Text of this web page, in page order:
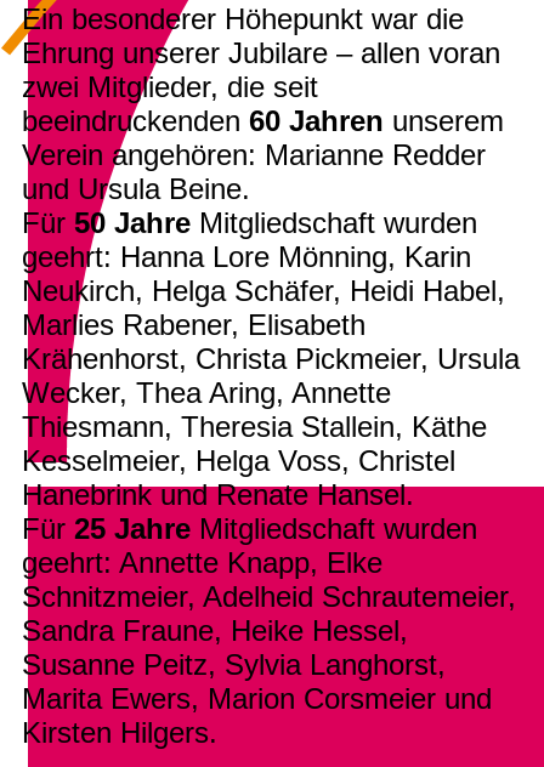
Ein besonderer Höhepunkt war die
Ehrung unserer Jubilare – allen voran
zwei Mitglieder, die seit
beeindruckenden 60 Jahren unserem
Verein angehören: Marianne Redder
und Ursula Beine.
Für 50 JahreMitgliedschaft wurden
geehrt: Hanna Lore Mönning, Karin
Neukirch, Helga Schäfer, Heidi Habel,
Marlies Rabener, Elisabeth
Krähenhorst, Christa Pickmeier, Ursula
Wecker, Thea Aring, Annette
Thiesmann, Theresia Stallein, Käthe
Kesselmeier, Helga Voss, Christel
Hanebrink und Renate Hansel.
Für 25 JahreMitgliedschaft wurden
geehrt: Annette Knapp, Elke
Schnitzmeier, Adelheid Schrautemeier,
Sandra Fraune, Heike Hessel,
Susanne Peitz, Sylvia Langhorst,
Marita Ewers, Marion Corsmeier und
Kirsten Hilgers.